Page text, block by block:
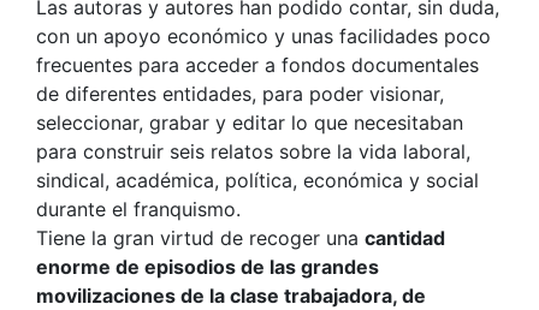
Las autoras y autores han podido contar, sin duda,
con un apoyo económico y unas facilidades poco
frecuentes para acceder a fondos documentales
de diferentes entidades, para poder visionar,
seleccionar, grabar y editar lo que necesitaban
para construir seis relatos sobre la vida laboral,
sindical, académica, política, económica y social
durante el franquismo.
Tiene la gran virtud de recoger una cantidad
enorme de episodios de las grandes
movilizaciones de la clase trabajadora, de